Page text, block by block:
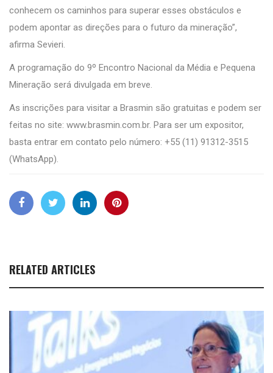
conhecem os caminhos para superar esses obstáculos e
podem apontar as direções para o futuro da mineração”,
afirma Sevieri.
A programação do 9º Encontro Nacional da Média e Pequena
Mineração será divulgada em breve.
As inscrições para visitar a Brasmin são gratuitas e podem ser
feitas no site: www.brasmin.com.br. Para ser um expositor,
basta entrar em contato pelo número: +55 (11) 91312-3515
(WhatsApp).
RELATED ARTICLES